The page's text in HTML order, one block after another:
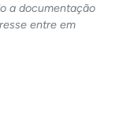
a documentação
entre em